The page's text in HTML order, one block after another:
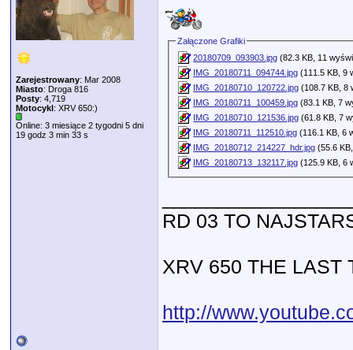
Zarejestrowany: Mar 2008
Miasto: Droga 816
Posty: 4,719
Motocykl: XRV 650:)
Online: 3 miesiące 2 tygodni 5 dni
19 godz 3 min 33 s
Załączone Grafiki
20180709_093903.jpg (82.3 KB, 11
IMG_20180711_094744.jpg (111.5 KB, 9
IMG_20180710_120722.jpg (108.7 KB, 8
IMG_20180711_100459.jpg (83.1 KB, 7
IMG_20180710_121536.jpg (61.8 KB, 7
IMG_20180711_112510.jpg (116.1 KB, 6
IMG_20180712_214227_hdr.jpg (55.6
IMG_20180713_132117.jpg (125.9 KB, 6
RD 03 TO
XRV 650 THE LAST
http://